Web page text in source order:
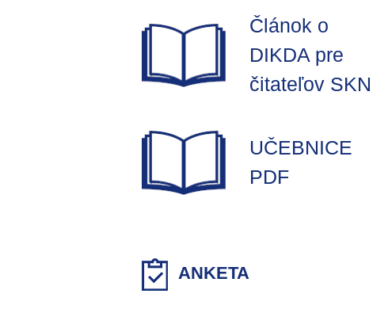
Článok o
DIKDA pre
čitateľov SKN
UČEBNICE
PDF
ANKETA